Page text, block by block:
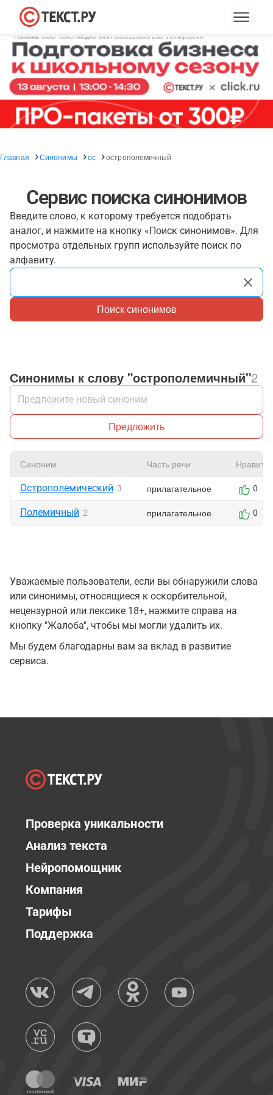
Главная Синонимы ос острополемичный
Сервис поиска синонимов
Введите слово, к которому требуется подобрать
аналог, и нажмите на кнопку «Поиск синонимов». Для
просмотра отдельных групп используйте поиск по
алфавиту.
Поиск синонимов
Синонимы к слову "острополемичный"2
Предложить
Синоним Часть речи Нравится
Острополемический 3 прилагательное 0
Полемичный 2 прилагательное 0
Уважаемые пользователи, если вы обнаружили слова
или синонимы, относящиеся к оскорбительной,
нецензурной или лексике 18+, нажмите справа на
кнопку "Жалоба", чтобы мы могли удалить их.
Мы будем благодарны вам за вклад в развитие
сервиса.
Проверка уникальности
Анализ текста
Нейропомощник
Компания
Тарифы
Поддержка